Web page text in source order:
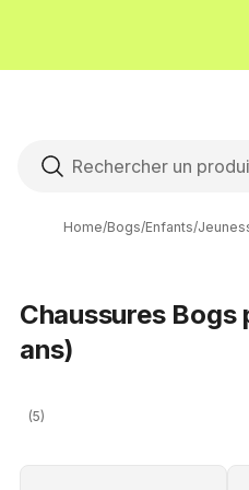
Home/Bogs/Enfants/
Chaussures Bogs
ans)
(5)